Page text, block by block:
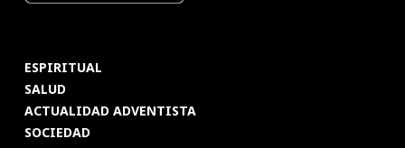
ESPIRITUAL
SALUD
ACTUALIDAD ADVENTISTA
SOCIEDAD